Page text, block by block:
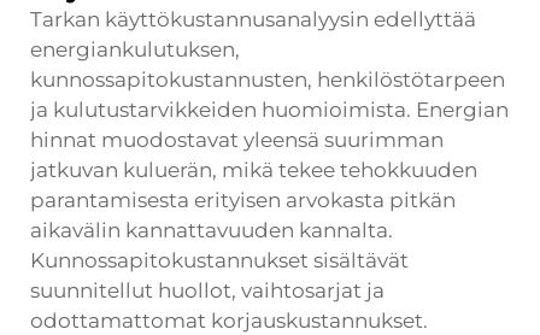
Tarkan käyttökustannusanalyysin edellyttää
energiankulutuksen,
kunnossapitokustannusten, henkilöstötarpeen
ja kulutustarvikkeiden huomioimista. Energian
hinnat muodostavat yleensä suurimman
jatkuvan kuluerän, mikä tekee tehokkuuden
parantamisesta erityisen arvokasta pitkän
aikavälin kannattavuuden kannalta.
Kunnossapitokustannukset sisältävät
suunnitellut huollot, vaihtosarjat ja
odottamattomat korjauskustannukset.